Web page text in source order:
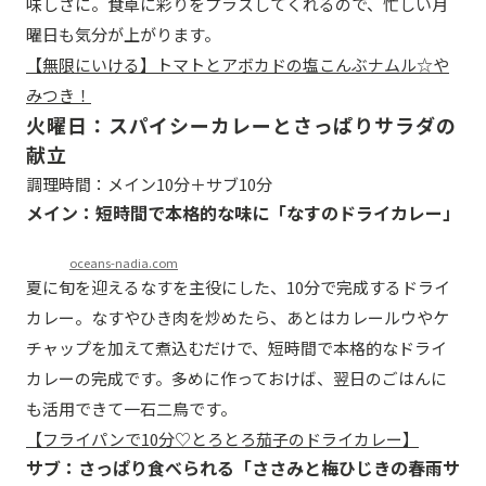
曜日も気分が上がります。
【無限にいける】トマトとアボカドの塩こんぶナムル☆や
みつき！
火曜日：スパイシーカレーとさっぱりサラダの
献立
調理時間：メイン10分＋サブ10分
メイン：短時間で本格的な味に「なすのドライカレー」
oceans-nadia.com
夏に旬を迎えるなすを主役にした、10分で完成するドライ
カレー。なすやひき肉を炒めたら、あとはカレールウやケ
チャップを加えて煮込むだけで、短時間で本格的なドライ
カレーの完成です。多めに作っておけば、翌日のごはんに
も活用できて一石二鳥です。
【フライパンで10分♡︎とろとろ茄子のドライカレー】
サブ：さっぱり食べられる「ささみと梅ひじきの春雨サ